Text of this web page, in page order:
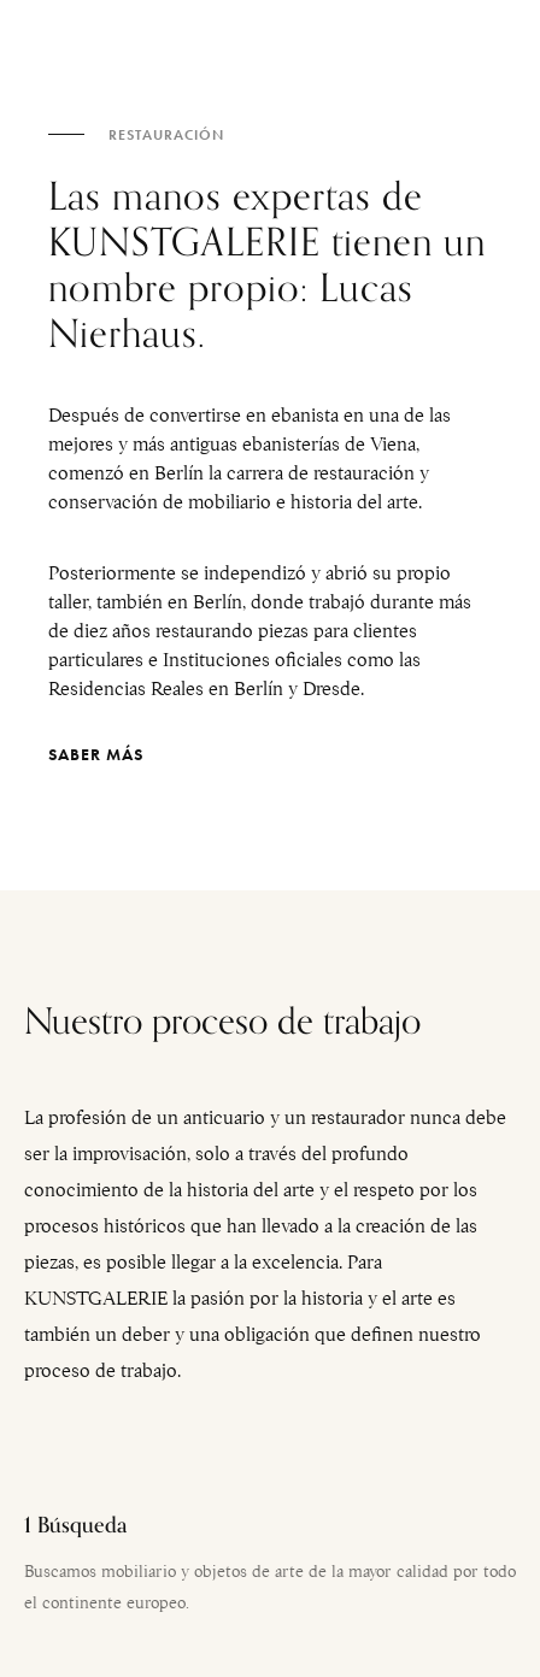
RESTAURACIÓN
Las manos expertas de
KUNSTGALERIE tienen un
nombre propio: Lucas
Nierhaus.
Después de convertirse en ebanista en una de las
mejores y más antiguas ebanisterías de Viena,
comenzó en Berlín la carrera de restauración y
conservación de mobiliario e historia del arte.
Posteriormente se independizó y abrió su propio
taller, también en Berlín, donde trabajó durante más
de diez años restaurando piezas para clientes
particulares e Instituciones oficiales como las
Residencias Reales en Berlín y Dresde.
SABER MÁS
Nuestro proceso de trabajo
La profesión de un anticuario y un restaurador nunca debe
ser la improvisación, solo a través del profundo
conocimiento de la historia del arte y el respeto por los
procesos históricos que han llevado a la creación de las
piezas, es posible llegar a la excelencia. Para
KUNSTGALERIE la pasión por la historia y el arte es
también un deber y una obligación que definen nuestro
proceso de trabajo.
1 Búsqueda
Buscamos mobiliario y objetos de arte de la mayor calidad por todo
el continente europeo.